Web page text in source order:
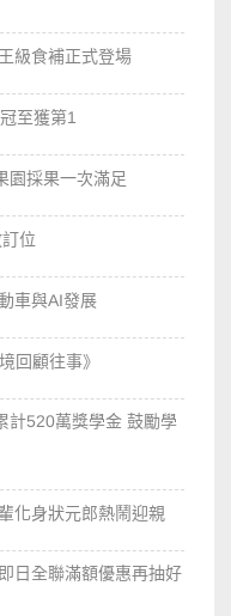
級食補正式登場
至獲第1
園採果一次滿足
位
車與AI發展
回顧往事》
計520萬獎學金 鼓勵學
化身狀元郎熱鬧迎親
日全聯滿額優惠再抽好